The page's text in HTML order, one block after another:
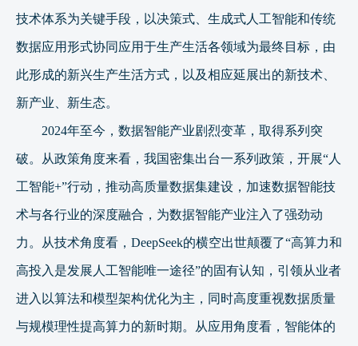
技术体系为关键手段，以决策式、生成式人工智能和传统
数据应用形式协同应用于生产生活各领域为最终目标，由
此形成的新兴生产生活方式，以及相应延展出的新技术、
新产业、新生态。
2024年至今，数据智能产业剧烈变革，取得系列突
破。从政策角度来看，我国密集出台一系列政策，开展“人
工智能+”行动，推动高质量数据集建设，加速数据智能技
术与各行业的深度融合，为数据智能产业注入了强劲动
力。从技术角度看，DeepSeek的横空出世颠覆了“高算力和
高投入是发展人工智能唯一途径”的固有认知，引领从业者
进入以算法和模型架构优化为主，同时高度重视数据质量
与规模理性提高算力的新时期。从应用角度看，智能体的